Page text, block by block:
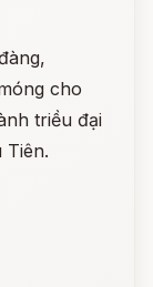
cho
triều đại
Tiên.